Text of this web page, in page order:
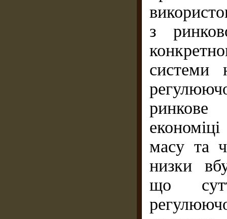
з
системи
масу та
низки
що